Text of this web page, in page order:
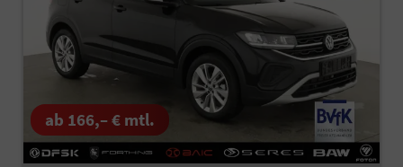
ab 166,– € mtl.